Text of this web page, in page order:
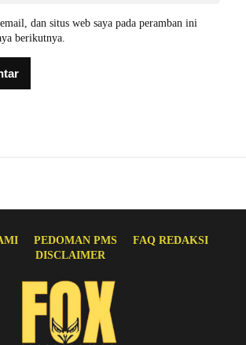
dan situs web saya pada peramban ini
berikutnya.
PEDOMAN PMS
FAQ REDAKSI
DISCLAIMER